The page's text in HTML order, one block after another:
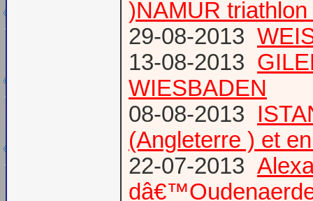
)NAMUR
29-08-2013
13-08-2013
WIESBADEN
08-08-2013
(Angleterre ) et
22-07-2013